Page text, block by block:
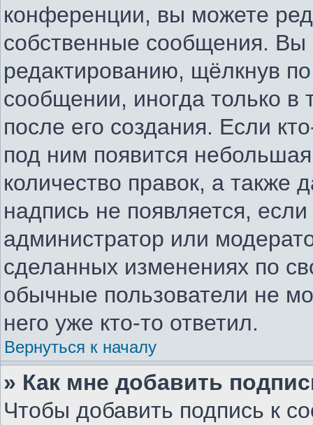
конференции, вы можете
собственные сообщения. Вы
редактированию, щёлкнув
сообщении, иногда только в
после его создания. Если
под ним появится
количество правок, а также
надпись не появляется,
администратор или
сделанных изменениях по
обычные пользователи не
него уже кто-то ответил.
Вернуться к началу
» Как мне добавить
Чтобы добавить подпись к